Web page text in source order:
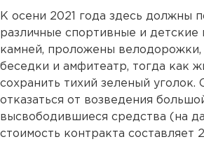
К осени 2021 года здесь должны
различные спортивные и детские
камней, проложены велодорожки,
беседки и амфитеатр, тогда как
сохранить тихий зеленый уголок.
отказаться от возведения
высвободившиеся средства (на
стоимость контракта составляет